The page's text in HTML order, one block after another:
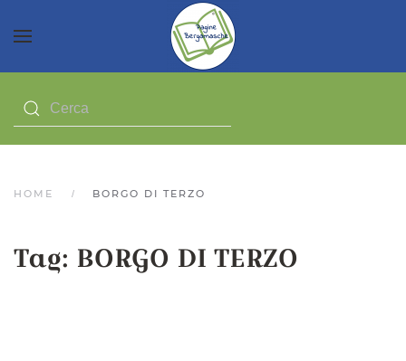
HOME BORGO DI TERZO
Tag: BORGO DI TERZO